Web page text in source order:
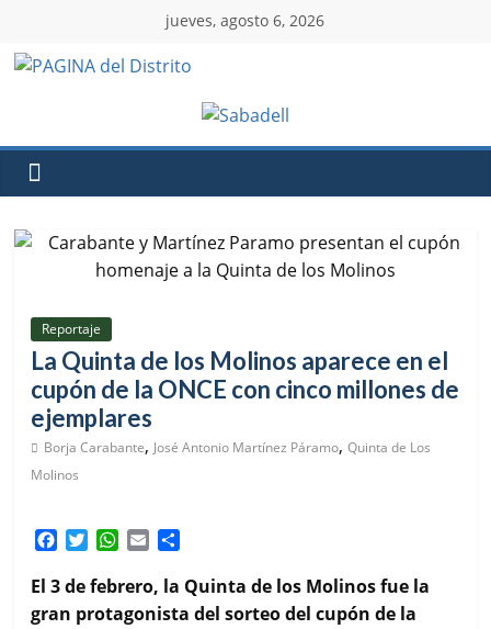
jueves, agosto 6, 2026
Reportaje
La Quinta de los Molinos aparece en el
cupón de la ONCE con cinco millones de
ejemplares
Borja Carabante, José Antonio Martínez Páramo,Quinta de Los
Molinos
c
e
i
t
W
a
t
a
i
m
p
El 3 de febrero, la Quinta de los Molinos fue la
gran protagonista del sorteo del cupón de la